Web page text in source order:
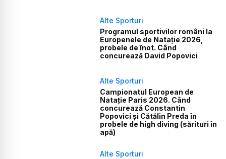
Alte Sporturi
Programul sportivilor români la
Europenele de Natație 2026,
probele de înot. Când
concurează David Popovici
Alte Sporturi
Campionatul European de
Natație Paris 2026. Când
concurează Constantin
Popovici și Cătălin Preda în
probele de high diving (sărituri în
apă)
Alte Sporturi